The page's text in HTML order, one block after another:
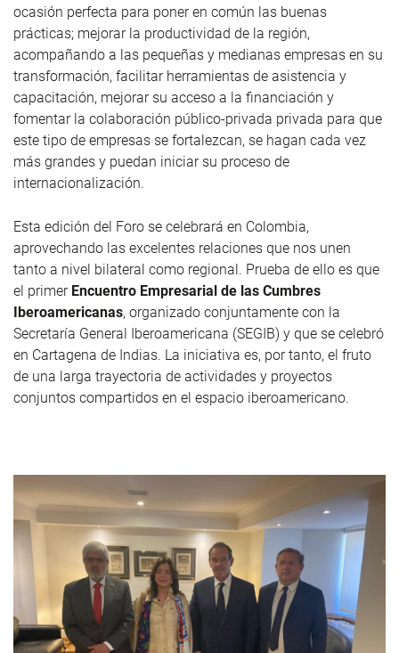
ocasión perfecta para poner en común las buenas
prácticas; mejorar la productividad de la región,
acompañando a las pequeñas y medianas empresas en su
transformación, facilitar herramientas de asistencia y
capacitación, mejorar su acceso a la financiación y
fomentar la colaboración público-privada privada para que
este tipo de empresas se fortalezcan, se hagan cada vez
más grandes y puedan iniciar su proceso de
internacionalización.
Esta edición del Foro se celebrará en Colombia,
aprovechando las excelentes relaciones que nos unen
tanto a nivel bilateral como regional. Prueba de ello es que
el primer Encuentro Empresarial de las Cumbres
Iberoamericanas, organizado conjuntamente con la
Secretaría General Iberoamericana (SEGIB) y que se celebró
en Cartagena de Indias. La iniciativa es, por tanto, el fruto
de una larga trayectoria de actividades y proyectos
conjuntos compartidos en el espacio iberoamericano.